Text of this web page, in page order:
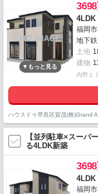
4LDK
福岡
地下
土地
建物
内野１
ハウスドゥ早良区賀茂(株)Grand
【並列駐車×スーパ
る4LDK新築
4LDK
福岡